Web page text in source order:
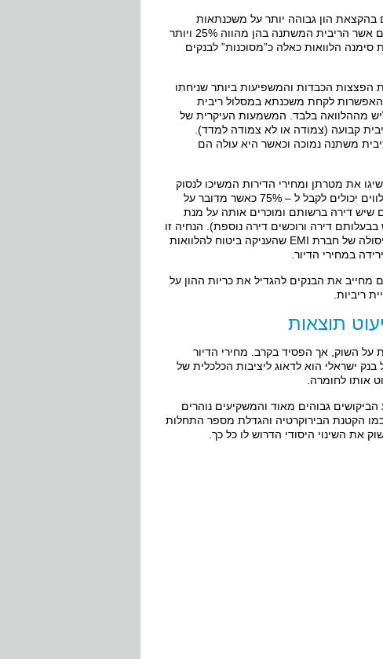
בהקצאת הון גבוהה יותר על משכנתאות
בשיעור מימון של מעל ל – 60%, בסכומים של מעל ל – 800 אלף שקלים אשר הריבית המשתנה בהן מהווה 25% ויותר
הלוואות כאלה כ”מסוכנות” לבנקים
הפצצות הכבדות והמשפיעות ביותר שניחתו
ישראל להגביל את האפשרות לקחת משכנתא במסלול ריבית
הדולר, והמשתנה כל פחות מ – 5 שנים) לשליש מההלוואה בלבד. המשמעות העיקרית של
קבועה (צמודה או לא צמודה למדד).
משתנה נמוכה וכאשר היא עולה הם
את מטרתן ומחירי הדירות המשיכו לנסוק
בקצב גבוה, הוחלט בבנק ישראל להגביל את אחוז מימון המשכנתא שהלווים יכולים לקבל ל – 75% כאשר מדובר על
אנשים שיש דירה ברשותם ומוכרים אותה על מנת
אנשים שיש בבעלותם דירה ורוכשים דירה נוספת). הנחיה זו
נועדה לפגוע בעיקר במשקיעים, אך הייתה לה תופעת לוואי נוספת – חיסולה של חברת EMI שהעניקה ביטוח להלוואות
במחירי הדיור.
מחייב את הבנקים להגדיל את כריות ההון על
תוצאות
על השוק, אך הפסיד בקרב. מחירי הדיור
ישראלי הוא לדאוג ליציבות הכלכלית של
אותו לחומרה.
גבוהים מאוד והמשקיעים נוהרים
כמו הקטנת הבירוקרטיה והגדלת מספר התחלות
את השינוי היסודי הדרוש לו כל כך.